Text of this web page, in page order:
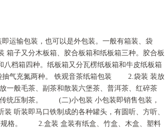
输包装，也可以是外包装。一般有箱装、袋
子又分木板箱、胶合板箱和纸板箱三种。胶合板
档箱四种。纸板箱又分瓦楞纸板箱和牛皮纸板箱
抽气充氮两种。 铁观音茶纸箱包装 2.袋装 装放
一般毛茶、副茶和散装六堡茶、普洱茶、红碎茶
统压制茶。 (二)小包装 小包装即销售包装，
听装即马口铁制成的各种罐头，有圆听、方听、
规格。 2.盒装 盒装有纸盒、竹盒、木盒、塑料